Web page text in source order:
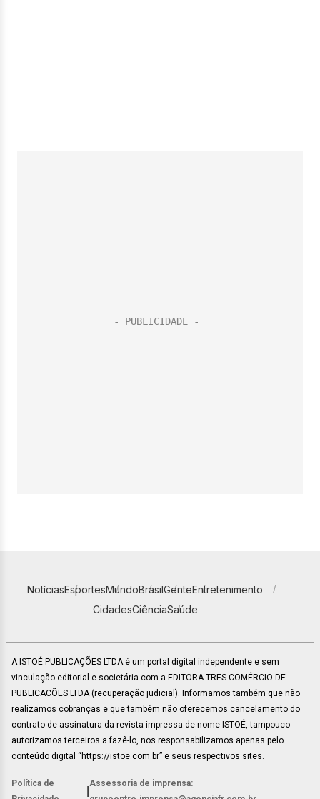
NotíciasEsportesMundoBrasilGenteEntretenimento
CidadesCiênciaSaúde
A ISTOÉ PUBLICAÇÕES LTDA é um portal digital independente e sem
vinculação editorial e societária com a EDITORA TRES COMÉRCIO DE
PUBLICACÕES LTDA (recuperação judicial). Informamos também que não
realizamos cobranças e que também não oferecemos cancelamento do
contrato de assinatura da revista impressa de nome ISTOÉ, tampouco
autorizamos terceiros a fazê-lo, nos responsabilizamos apenas pelo
conteúdo digital “https://istoe.com.br” e seus respectivos sites.
Política de
Assessoria de imprensa: